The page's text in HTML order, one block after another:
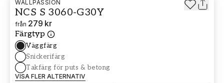
WALLPASSION
NCS S 3060-G30Y
från 279 kr
Färgtyp
Väggfärg
Snickerifärg
Takfärg för puts & betong
VISA FLER ALTERNATIV